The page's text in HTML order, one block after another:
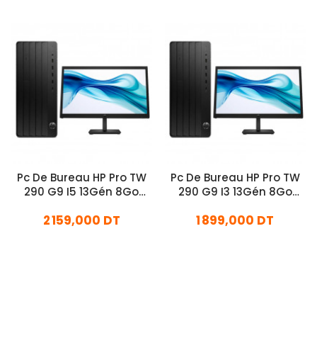
Pc De Bureau HP Pro TW
290 G9 I5 13Gén 8Go
2 159,000 DT
Pc De Bureau HP Pro TW
290 G9 I3 13Gén 8Go
1 899,000 DT